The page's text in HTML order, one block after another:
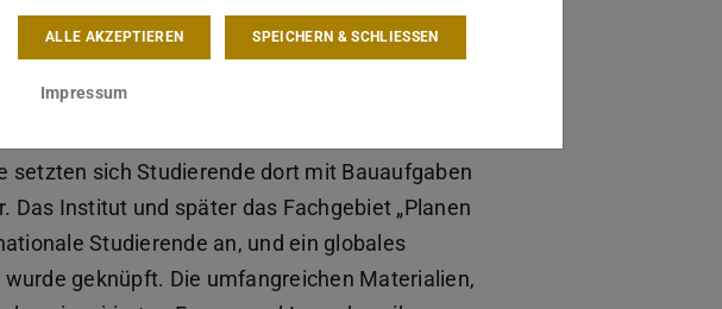
weit in die Vergangenheit: 1970 reiste eine
mit dem Auto bis nach Accra, der
Bautechniken vor Ort zu
für Tropisches Bauen“ im Fachbereich
setzten sich Studierende dort mit Bauaufgaben
Das Institut und später das Fachgebiet „Planen
Studierende an, und ein globales
geknüpft. Die umfangreichen Materialien,
ALLE AKZEPTIEREN SPEICHERN & SCHLIESSEN
Impressum